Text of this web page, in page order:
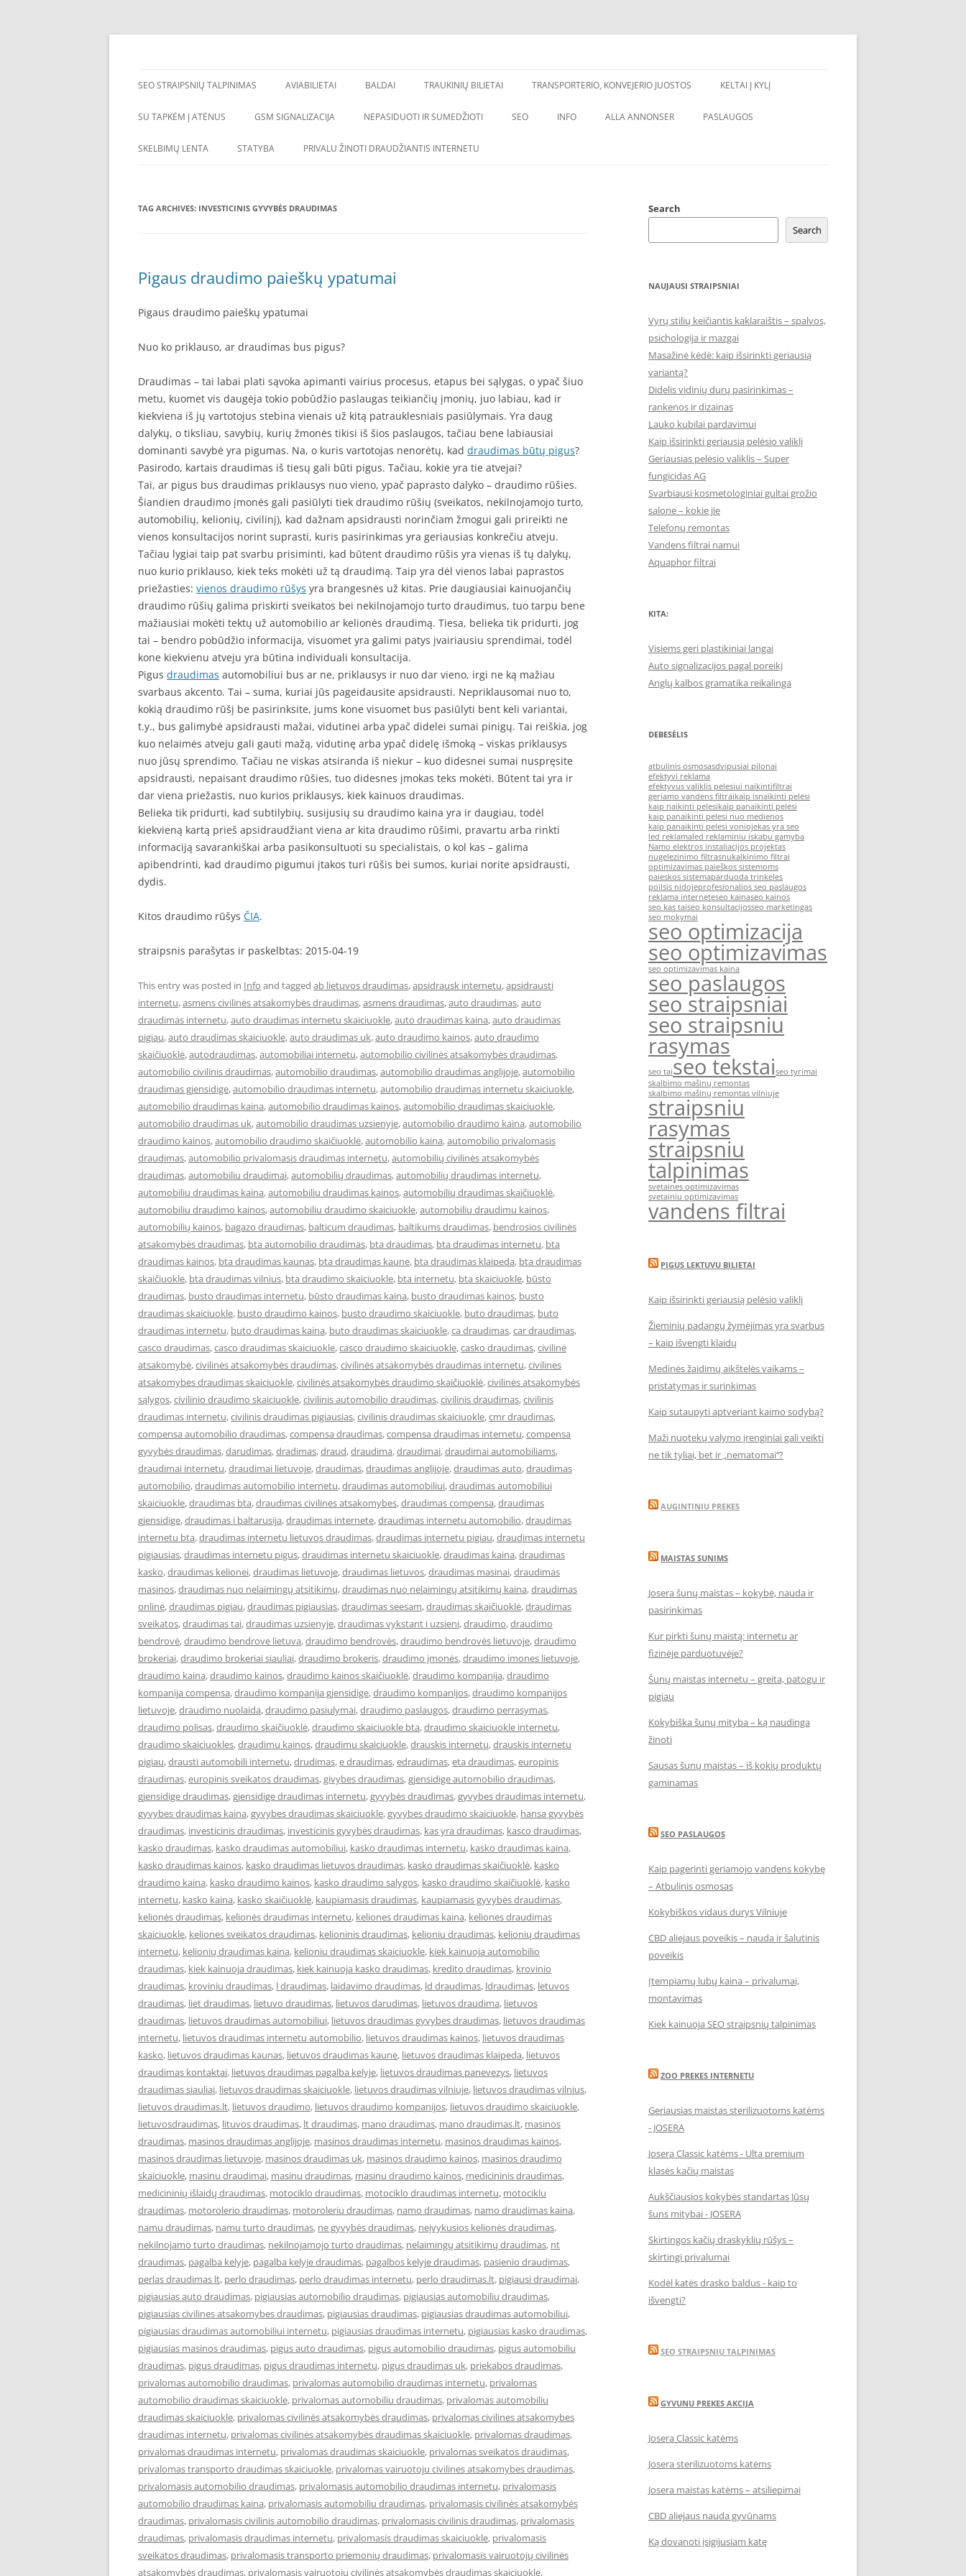
Skip
SEO STRAIPSNIŲ TALPINIMAS AVIABILIETAI BALDAI TRAUKINIŲ BILIETAI TRANSPORTERIO, KONVEJERIO JUOSTOS KELTAI Į KYLĮ
SU TAPKĖM Į ATĖNUS GSM SIGNALIZACIJA NEPASIDUOTI IR SUMEDŽIOTI SEO INFO ALLA ANNONSER PASLAUGOS
SKELBIMŲ LENTA STATYBA PRIVALU ŽINOTI DRAUDŽIANTIS INTERNETU
TAG ARCHIVES: INVESTICINIS GYVYBĖS DRAUDIMAS
Pigaus draudimo paieškų ypatumai
Pigaus draudimo paieškų ypatumai
Nuo ko priklauso, ar draudimas bus pigus?
Draudimas – tai labai plati sąvoka apimanti vairius procesus, etapus bei sąlygas, o ypač šiuo
metu, kuomet vis daugėja tokio pobūdžio paslaugas teikiančių įmonių, juo labiau, kad ir
kiekviena iš jų vartotojus stebina vienais už kitą patrauklesniais pasiūlymais. Yra daug
dalykų, o tiksliau, savybių, kurių žmonės tikisi iš šios paslaugos, tačiau bene labiausiai
dominanti savybė yra pigumas. Na, o kuris vartotojas nenorėtų, kad draudimas būtų pigus?
Pasirodo, kartais draudimas iš tiesų gali būti pigus. Tačiau, kokie yra tie atvejai?
Tai, ar pigus bus draudimas priklausys nuo vieno, ypač paprasto dalyko – draudimo rūšies.
Šiandien draudimo įmonės gali pasiūlyti tiek draudimo rūšių (sveikatos, nekilnojamojo turto,
automobilių, kelionių, civilinį), kad dažnam apsidrausti norinčiam žmogui gali prireikti ne
vienos konsultacijos norint suprasti, kuris pasirinkimas yra geriausias konkrečiu atveju.
Tačiau lygiai taip pat svarbu prisiminti, kad būtent draudimo rūšis yra vienas iš tų dalykų,
nuo kurio priklauso, kiek teks mokėti už tą draudimą. Taip yra dėl vienos labai paprastos
priežasties: vienos draudimo rūšys yra brangesnės už kitas. Prie daugiausiai kainuojančių
draudimo rūšių galima priskirti sveikatos bei nekilnojamojo turto draudimus, tuo tarpu bene
mažiausiai mokėti tektų už automobilio ar kelionės draudimą. Tiesa, belieka tik pridurti, jog
tai – bendro pobūdžio informacija, visuomet yra galimi patys įvairiausiu sprendimai, todėl
kone kiekvienu atveju yra būtina individuali konsultacija.
Pigus draudimas automobiliui bus ar ne, priklausys ir nuo dar vieno, irgi ne ką mažiau
svarbaus akcento. Tai – suma, kuriai jūs pageidausite apsidrausti. Nepriklausomai nuo to,
kokią draudimo rūšį be pasirinksite, jums kone visuomet bus pasiūlyti bent keli variantai,
t.y., bus galimybė apsidrausti mažai, vidutinei arba ypač didelei sumai pinigų. Tai reiškia, jog
kuo nelaimės atveju gali gauti mažą, vidutinę arba ypač didelę išmoką – viskas priklausys
nuo jūsų sprendimo. Tačiau ne viskas atsiranda iš niekur – kuo didesnei sumai nuspręsite
apsidrausti, nepaisant draudimo rūšies, tuo didesnes įmokas teks mokėti. Būtent tai yra ir
dar viena priežastis, nuo kurios priklausys, kiek kainuos draudimas.
Belieka tik pridurti, kad subtilybių, susijusių su draudimo kaina yra ir daugiau, todėl
kiekvieną kartą prieš apsidraudžiant viena ar kita draudimo rūšimi, pravartu arba rinkti
informaciją savarankiškai arba pasikonsultuoti su specialistais, o kol kas – galima
apibendrinti, kad draudimo pigumui įtakos turi rūšis bei sumos, kuriai norite apsidrausti,
dydis.
Kitos draudimo rūšys ČIA.
straipsnis parašytas ir paskelbtas: 2015-04-19
This entry was posted in Info and tagged ab lietuvos draudimas,apsidrausk internetu,apsidrausti
internetu,asmens civilinės atsakomybės draudimas,asmens draudimas,auto draudimas,auto
draudimas internetu,auto draudimas internetu skaiciuokle,auto draudimas kaina,auto draudimas
pigiau,auto draudimas skaiciuokle,auto draudimas uk,auto draudimo kainos,auto draudimo
skaičiuoklė,autodraudimas,automobiliai internetu,automobilio civilinės atsakomybės draudimas,
automobilio civilinis draudimas,automobilio draudimas,automobilio draudimas anglijoje,automobilio
draudimas gjensidige,automobilio draudimas internetu,automobilio draudimas internetu skaiciuokle,
automobilio draudimas kaina,automobilio draudimas kainos,automobilio draudimas skaiciuokle,
automobilio draudimas uk,automobilio draudimas uzsienyje,automobilio draudimo kaina,automobilio
draudimo kainos,automobilio draudimo skaičiuoklė,automobilio kaina,automobilio privalomasis
draudimas,automobilio privalomasis draudimas internetu,automobilių civilinės atsakomybės
draudimas,automobiliu draudimai,automobilių draudimas,automobilių draudimas internetu,
automobiliu draudimas kaina,automobiliu draudimas kainos,automobilių draudimas skaičiuoklė,
automobiliu draudimo kainos,automobiliu draudimo skaiciuokle,automobiliu draudimu kainos,
automobilių kainos, bagazo draudimas, balticum draudimas, baltikums draudimas, bendrosios civilinės
atsakomybės draudimas, bta automobilio draudimas, bta draudimas, bta draudimas internetu, bta
draudimas kainos, bta draudimas kaunas, bta draudimas kaune, bta draudimas klaipeda, bta draudimas
skaičiuoklė, bta draudimas vilnius, bta draudimo skaiciuokle, bta internetu, bta skaiciuokle, būsto
draudimas, busto draudimas internetu, būsto draudimas kaina, busto draudimas kainos, busto
draudimas skaiciuokle, busto draudimo kainos, busto draudimo skaiciuokle, buto draudimas, buto
draudimas internetu, buto draudimas kaina, buto draudimas skaiciuokle,ca draudimas,car draudimas,
casco draudimas,casco draudimas skaiciuokle,casco draudimo skaiciuokle,casko draudimas,civilinė
atsakomybė,civilinės atsakomybės draudimas,civilinės atsakomybės draudimas internetu,civilines
atsakomybes draudimas skaiciuokle,civilinės atsakomybės draudimo skaičiuoklė,civilinės atsakomybės
sąlygos,civilinio draudimo skaiciuokle,civilinis automobilio draudimas,civilinis draudimas,civilinis
draudimas internetu,civilinis draudimas pigiausias,civilinis draudimas skaiciuokle,cmr draudimas,
compensa automobilio draudimas,compensa draudimas,compensa draudimas internetu,compensa
gyvybės draudimas,darudimas,dradimas,draud,draudima,draudimai,draudimai automobiliams,
draudimai internetu,draudimai lietuvoje,draudimas,draudimas anglijoje,draudimas auto,draudimas
automobilio,draudimas automobilio internetu,draudimas automobiliui,draudimas automobiliui
skaiciuokle,draudimas bta,draudimas civilines atsakomybes,draudimas compensa,draudimas
gjensidige,draudimas i baltarusija,draudimas internete,draudimas internetu automobilio,draudimas
internetu bta,draudimas internetu lietuvos draudimas,draudimas internetu pigiau,draudimas internetu
pigiausias,draudimas internetu pigus,draudimas internetu skaiciuokle,draudimas kaina,draudimas
kasko,draudimas kelionei,draudimas lietuvoje,draudimas lietuvos,draudimas masinai,draudimas
masinos,draudimas nuo nelaimingų atsitikimų,draudimas nuo nelaimingų atsitikimų kaina,draudimas
online,draudimas pigiau,draudimas pigiausias,draudimas seesam,draudimas skaičiuoklė,draudimas
sveikatos,draudimas tai,draudimas uzsienyje,draudimas vykstant i uzsieni,draudimo,draudimo
bendrovė,draudimo bendrove lietuva,draudimo bendrovės,draudimo bendrovės lietuvoje,draudimo
brokeriai,draudimo brokeriai siauliai,draudimo brokeris,draudimo įmonės,draudimo imones lietuvoje,
draudimo kaina,draudimo kainos,draudimo kainos skaičiuoklė,draudimo kompanija,draudimo
kompanija compensa,draudimo kompanija gjensidige,draudimo kompanijos,draudimo kompanijos
lietuvoje,draudimo nuolaida,draudimo pasiulymai,draudimo paslaugos,draudimo perrasymas,
draudimo polisas,draudimo skaičiuoklė,draudimo skaiciuokle bta,draudimo skaiciuokle internetu,
draudimo skaiciuokles,draudimu kainos,draudimu skaiciuokle,drauskis internetu,drauskis internetu
pigiau,drausti automobili internetu,drudimas,e draudimas,edraudimas,eta draudimas,europinis
draudimas,europinis sveikatos draudimas,givybes draudimas,gjensidige automobilio draudimas,
gjensidige draudimas,gjensidige draudimas internetu,gyvybės draudimas,gyvybes draudimas internetu,
gyvybes draudimas kaina,gyvybes draudimas skaiciuokle,gyvybes draudimo skaiciuokle, hansa gyvybės
draudimas, investicinis draudimas, investicinis gyvybės draudimas, kas yra draudimas, kasco draudimas,
kasko draudimas, kasko draudimas automobiliui, kasko draudimas internetu, kasko draudimas kaina,
kasko draudimas kainos, kasko draudimas lietuvos draudimas, kasko draudimas skaičiuoklė, kasko
draudimo kaina, kasko draudimo kainos, kasko draudimo salygos, kasko draudimo skaičiuoklė, kasko
internetu, kasko kaina, kasko skaičiuoklė, kaupiamasis draudimas, kaupiamasis gyvybės draudimas,
kelionės draudimas, kelionės draudimas internetu, keliones draudimas kaina, keliones draudimas
skaiciuokle, keliones sveikatos draudimas, kelioninis draudimas, kelioniu draudimas, kelionių draudimas
internetu, kelionių draudimas kaina, kelioniu draudimas skaiciuokle, kiek kainuoja automobilio
draudimas, kiek kainuoja draudimas, kiek kainuoja kasko draudimas, kredito draudimas, krovinio
draudimas, kroviniu draudimas, l draudimas, laidavimo draudimas, ld draudimas, ldraudimas, letuvos
draudimas, liet draudimas, lietuvo draudimas, lietuvos darudimas, lietuvos draudima, lietuvos
draudimas, lietuvos draudimas automobiliui, lietuvos draudimas gyvybes draudimas, lietuvos draudimas
internetu, lietuvos draudimas internetu automobilio, lietuvos draudimas kainos, lietuvos draudimas
kasko, lietuvos draudimas kaunas, lietuvos draudimas kaune, lietuvos draudimas klaipeda, lietuvos
draudimas kontaktai, lietuvos draudimas pagalba kelyje, lietuvos draudimas panevezys, lietuvos
draudimas siauliai, lietuvos draudimas skaiciuokle, lietuvos draudimas vilniuje, lietuvos draudimas vilnius,
lietuvos draudimas.lt, lietuvos draudimo, lietuvos draudimo kompanijos, lietuvos draudimo skaiciuokle,
lietuvosdraudimas, lituvos draudimas, lt draudimas, mano draudimas, mano draudimas.lt, masinos
draudimas, masinos draudimas anglijoje, masinos draudimas internetu, masinos draudimas kainos,
masinos draudimas lietuvoje, masinos draudimas uk, masinos draudimo kainos, masinos draudimo
skaiciuokle, masinu draudimai, masinu draudimas, masinu draudimo kainos, medicininis draudimas,
medicininių išlaidų draudimas, motociklo draudimas, motociklo draudimas internetu, motociklu
draudimas, motorolerio draudimas, motoroleriu draudimas, namo draudimas, namo draudimas kaina,
namu draudimas, namu turto draudimas, ne gyvybės draudimas, neįvykusios kelionės draudimas,
nekilnojamo turto draudimas, nekilnojamojo turto draudimas, nelaimingų atsitikimų draudimas, nt
draudimas, pagalba kelyje, pagalba kelyje draudimas, pagalbos kelyje draudimas, pasienio draudimas,
perlas draudimas lt, perlo draudimas, perlo draudimas internetu, perlo draudimas.lt, pigiausi draudimai,
pigiausias auto draudimas, pigiausias automobilio draudimas, pigiausias automobiliu draudimas,
pigiausias civilines atsakomybes draudimas, pigiausias draudimas, pigiausias draudimas automobiliui,
pigiausias draudimas automobiliui internetu, pigiausias draudimas internetu, pigiausias kasko draudimas,
pigiausias masinos draudimas, pigus auto draudimas, pigus automobilio draudimas, pigus automobiliu
draudimas, pigus draudimas, pigus draudimas internetu, pigus draudimas uk, priekabos draudimas,
privalomas automobilio draudimas, privalomas automobilio draudimas internetu, privalomas
automobilio draudimas skaiciuokle, privalomas automobiliu draudimas, privalomas automobiliu
draudimas skaiciuokle, privalomas civilinės atsakomybės draudimas, privalomas civilines atsakomybes
draudimas internetu, privalomas civilinės atsakomybės draudimas skaiciuokle, privalomas draudimas,
privalomas draudimas internetu, privalomas draudimas skaiciuokle, privalomas sveikatos draudimas,
privalomas transporto draudimas skaiciuokle, privalomas vairuotoju civilines atsakomybes draudimas,
privalomasis automobilio draudimas, privalomasis automobilio draudimas internetu, privalomasis
automobilio draudimas kaina, privalomasis automobiliu draudimas, privalomasis civilinės atsakomybės
draudimas, privalomasis civilinis automobilio draudimas, privalomasis civilinis draudimas, privalomasis
draudimas, privalomasis draudimas internetu, privalomasis draudimas skaiciuokle, privalomasis
sveikatos draudimas, privalomasis transporto priemonių draudimas, privalomasis vairuotojų civilinės
atsakomybės draudimas, privalomasis vairuotojų civilinės atsakomybės draudimas skaiciuokle,
Search
Search
NAUJAUSI STRAIPSNIAI
Vyrų stilių keičiantis kaklaraištis – spalvos,
psichologija ir mazgai
Masažinė kėdė: kaip išsirinkti geriausią
variantą?
Didelis vidinių durų pasirinkimas –
rankenos ir dizainas
Lauko kubilai pardavimui
Kaip išsirinkti geriausią pelėsio valiklį
Geriausias pelėsio valiklis – Super
fungicidas AG
Svarbiausi kosmetologiniai gultai grožio
salone – kokie jie
Telefonų remontas
Vandens filtrai namui
Aquaphor filtrai
KITA:
Visiems geri plastikiniai langai
Auto signalizacijos pagal poreikį
Anglų kalbos gramatika reikalinga
DEBESĖLIS
atbulinis osmosasdvipusiai pilonai
efektyvi reklama
efektyvus valiklis pelesiui naikintifiltrai
geriamo vandens filtraikaip isnaikinti pelesi
kaip naikinti pelesikaip panaikinti pelesi
kaip panaikinti pelesi nuo medienos
kaip panaikinti pelesi voniojekas yra seo
led reklamaled reklaminiu iskabu gamyba
Namo elektros instaliacijos projektas
nugelezinimo filtrasnukalkinimo filtrai
optimizavimas paieškos sistemoms
paieskos sistemaparduoda trinkeles
poilsis nidojeprofesionalios seo paslaugos
reklama interneteseo kainaseo kainos
seo kas taiseo konsultacijosseo marketingas
seo mokymai
seo optimizacija
seo optimizavimas
seo optimizavimas kaina
seo paslaugos
seo straipsniai
seo straipsniu
rasymas
seo taiseo tekstaiseo tyrimai
skalbimo mašinų remontas
skalbimo mašinų remontas vilniuje
straipsniu
rasymas
straipsniu
talpinimas
svetaines optimizavimas
svetainiu optimizavimas
vandens filtrai
PIGUS LEKTUVU BILIETAI
Kaip išsirinkti geriausią pelėsio valiklį
Žieminių padangų žymėjimas yra svarbus
– kaip išvengti klaidų
Medinės žaidimų aikštelės vaikams –
pristatymas ir surinkimas
Kaip sutaupyti aptveriant kaimo sodybą?
Maži nuotekų valymo įrenginiai gali veikti
ne tik tyliai, bet ir „nematomai‘‘?
AUGINTINIU PREKES
MAISTAS SUNIMS
Josera šunų maistas – kokybė, nauda ir
pasirinkimas
Kur pirkti šunų maistą: internetu ar
fizinėje parduotuvėje?
Šunų maistas internetu – greita, patogu ir
pigiau
Kokybiška šunų mityba – ką naudinga
žinoti
Sausas šunų maistas – iš kokių produktų
gaminamas
SEO PASLAUGOS
Kaip pagerinti geriamojo vandens kokybę
– Atbulinis osmosas
Kokybiškos vidaus durys Vilniuje
CBD aliejaus poveikis – nauda ir šalutinis
poveikis
Įtempiamų lubų kaina – privalumai,
montavimas
Kiek kainuoja SEO straipsnių talpinimas
ZOO PREKES INTERNETU
Geriausias maistas sterilizuotoms katėms
- JOSERA
Josera Classic katėms - Ulta premium
klasės kačių maistas
Aukščiausios kokybės standartas Jūsų
šuns mitybai - JOSERA
Skirtingos kačių draskyklių rūšys –
skirtingi privalumai
Kodėl katės drasko baldus - kaip to
išvengti?
SEO STRAIPSNIU TALPINIMAS
GYVUNU PREKES AKCIJA
Josera Classic katėms
Josera sterilizuotoms katėms
Josera maistas katėms – atsiliepimai
CBD aliejaus nauda gyvūnams
Ką dovanoti įsigijusiam katę